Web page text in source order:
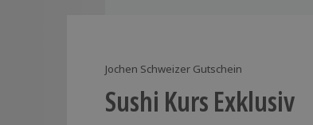
Jochen Schweizer Gutschein
Sushi Kurs Exklusiv